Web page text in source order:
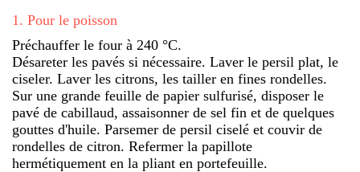
1 . Pour le poisson
Préchauffer le four à 240 °C.
Désareter les pavés si nécessaire. Laver le persil plat, le
ciseler. Laver les citrons, les tailler en fines rondelles.
Sur une grande feuille de papier sulfurisé, disposer le
pavé de cabillaud, assaisonner de sel fin et de quelques
gouttes d'huile. Parsemer de persil ciselé et couvir de
rondelles de citron. Refermer la papillote
hermétiquement en la pliant en portefeuille.